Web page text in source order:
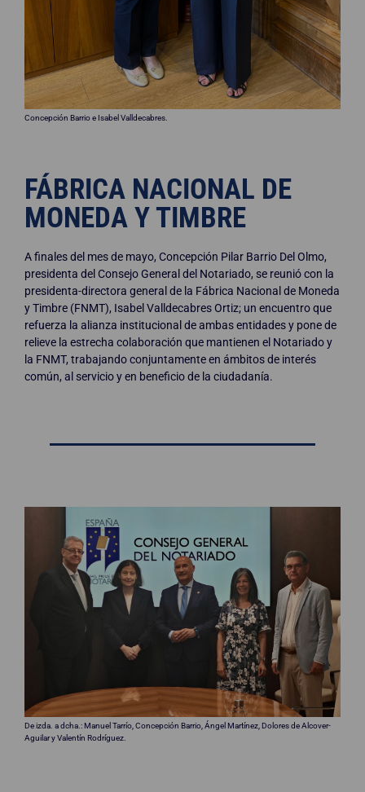
Concepción Barrio e Isabel Valldecabres.
FÁBRICA NACIONAL DE
MONEDA Y TIMBRE
A finales del mes de mayo, Concepción Pilar Barrio Del Olmo,
presidenta del Consejo General del Notariado, se reunió con la
presidenta-directora general de la Fábrica Nacional de Moneda
y Timbre (FNMT), Isabel Valldecabres Ortiz; un encuentro que
refuerza la alianza institucional de ambas entidades y pone de
relieve la estrecha colaboración que mantienen el Notariado y
la FNMT, trabajando conjuntamente en ámbitos de interés
común, al servicio y en beneficio de la ciudadanía.
De izda. a dcha.: Manuel Tarrío, Concepción Barrio, Ángel Martínez, Dolores de Alcover-
Aguilar y Valentín Rodríguez.